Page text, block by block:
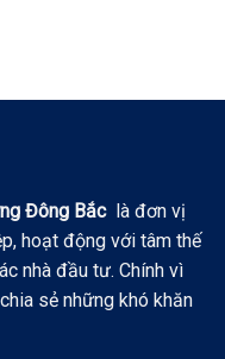
Đông Bắc là đơn vị
hoạt động với tâm thế
nhà đầu tư. Chính vì
sẻ những khó khăn